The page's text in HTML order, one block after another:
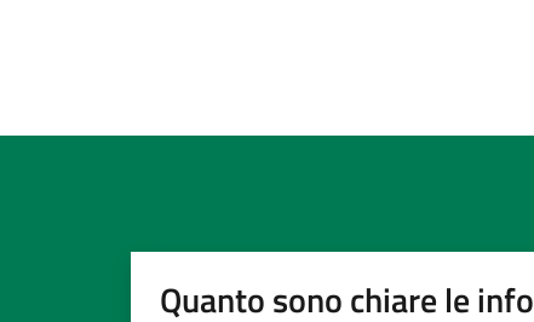
Quanto sono chiare le